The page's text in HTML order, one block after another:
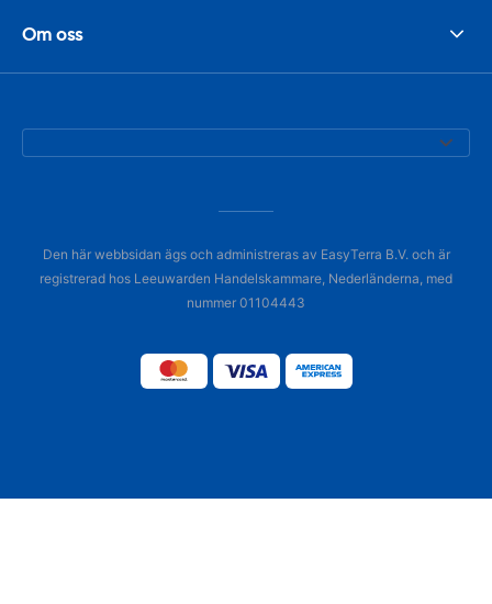
Om oss
Den här webbsidan ägs och administreras av EasyTerra B.V. och är
registrerad hos Leeuwarden Handelskammare, Nederländerna, med
nummer 01104443